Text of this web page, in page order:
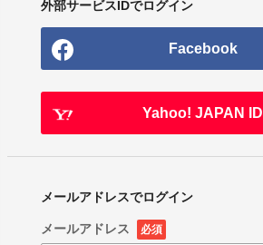
外部サービスIDでログイン
Facebook
Yahoo! JAPAN ID
メールアドレスでログイン
メールアドレス 必須